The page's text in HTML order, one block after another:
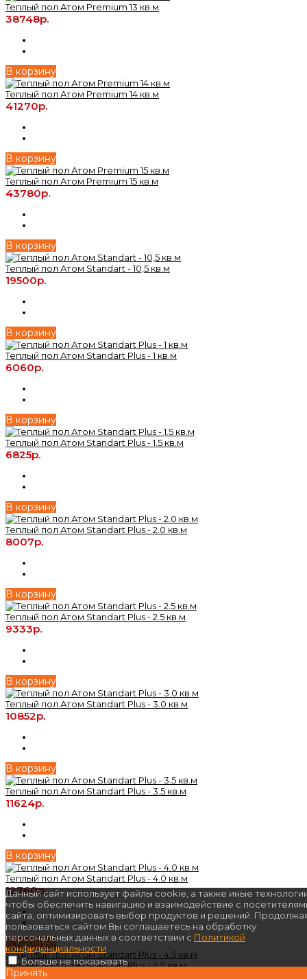
Данный сайт использует файлы cookie, а также иные
чтобы обеспечить навигацию и взаимодействие с
сайта, оптимизировать выбор продуктов и решений.
пользоваться сайтом Вы соглашаетесь на обработку
персональных данных в соответствии с Политикой
конфиденциальности
Больше не показывать
Принять
Теплый пол Атом Premium 13 кв.м
38748р.
В корзину
Теплый пол Атом Premium 14 кв.м
41270р.
В корзину
Теплый пол Атом Premium 15 кв.м
43780р.
В корзину
Теплый пол Атом Standart - 10,5 кв.м
19500р.
В корзину
Теплый пол Атом Standart Plus - 1 кв.м
6060р.
В корзину
Теплый пол Атом Standart Plus - 1.5 кв.м
6825р.
В корзину
Теплый пол Атом Standart Plus - 2.0 кв.м
8007р.
В корзину
Теплый пол Атом Standart Plus - 2.5 кв.м
9333р.
В корзину
Теплый пол Атом Standart Plus - 3.0 кв.м
10852р.
В корзину
Теплый пол Атом Standart Plus - 3.5 кв.м
11624р.
В корзину
Теплый пол Атом Standart Plus - 4.0 кв.м
12760р.
В корзину
Теплый пол Атом Standart Plus - 4.5 кв.м